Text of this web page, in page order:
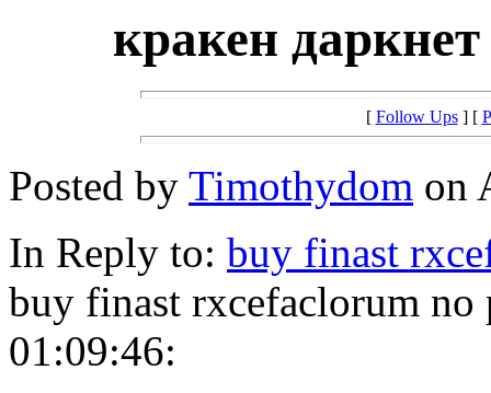
кракен
[ Follow Ups] [
Posted by Timothydom on
In Reply to: buy finast
buy finast rxcefaclorum
01:09:46: